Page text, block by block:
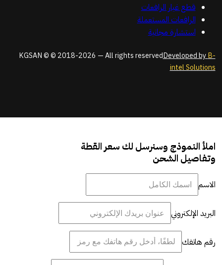
قطع غيار الرافعات
الرافعات المستعملة
استشارة مجانية
KGSAN © © 2018-2026 — All rights reservedDeveloped byB-
intel Solutions
املأ النموذج وسنرسل لك سعر القطة
وتفاصيل الشحن
الاسم
البريد الإلكتروني
رقم هاتفك